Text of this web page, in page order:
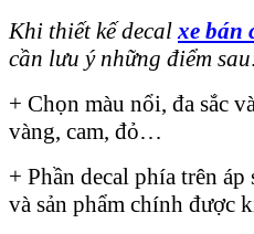
Khi thiết kế decalxe bán
cần lưu ý những điểm
+ Chọn màu nổi, đa sắc
vàng, cam, đỏ…
+ Phần decal phía trên
và sản phẩm chính được